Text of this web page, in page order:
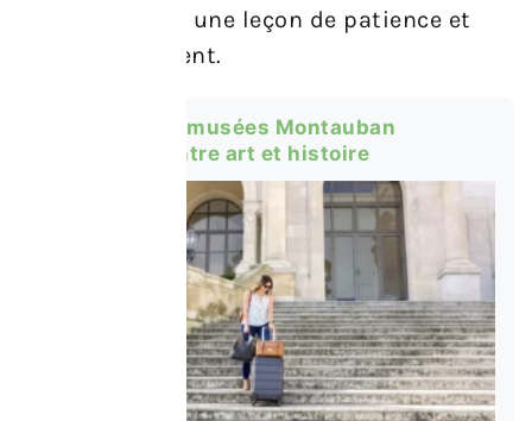
balade devient une leçon de patience et
d’émerveillement.
Découvrir les musées Montauban
autrement, entre art et histoire